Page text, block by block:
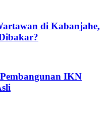
di Kabanjahe,
IKN